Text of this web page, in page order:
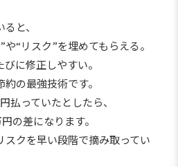
と、
“リスク”を埋めてもらえる。
に修正しやすい。
の最強技術です。
払っていたとしたら、
の差になります。
クを早い段階で摘み取ってい